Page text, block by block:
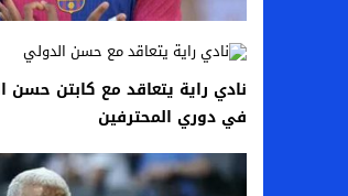
في دوري المحترفين